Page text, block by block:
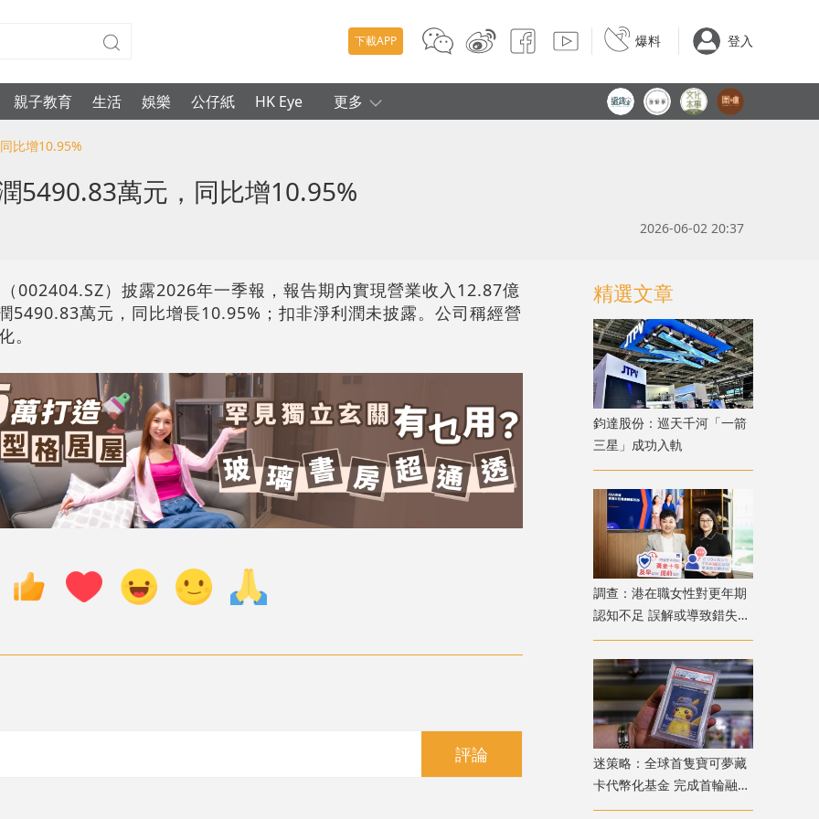
下載APP 爆料 登入
親子教育 生活 娛樂 公仔紙 HK Eye 更多
比增10.95%
5490.83萬元，同比增10.95%
2026-06-02 20:37
002404.SZ）披露2026年一季報，報告期內實現營業收入12.87億
5490.83萬元，同比增長10.95%；扣非淨利潤未披露。公司稱經營
。
評論
精選文章
鈞達股份：巡天千河「一箭
三星」成功入軌
調查：港在職女性對更年期
認知不足 誤解或導致錯失
「黃金預防期」
迷策略：全球首隻寶可夢藏
卡代幣化基金 完成首輪融資
兼獲超購